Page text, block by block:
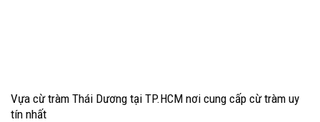
Vựa cừ tràm Thái Dương tại TP.HCM nơi cung cấp cừ tràm uy
tín nhất